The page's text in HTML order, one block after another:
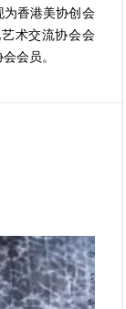
为香港美协创会
术交流协会会
会员。